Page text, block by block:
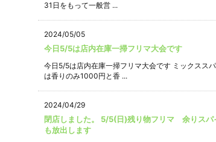
31日をもって一般営 ...
2024/05/05
今日5/5は店内在庫一掃フリマ大会です
今日5/5は店内在庫一掃フリマ大会です ミックスス
は香りのみ1000円と香 ...
2024/04/29
閉店しました。 5/5(日)残り物フリマ 余りスパ
も放出します